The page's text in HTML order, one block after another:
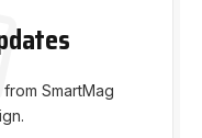
SmartMag